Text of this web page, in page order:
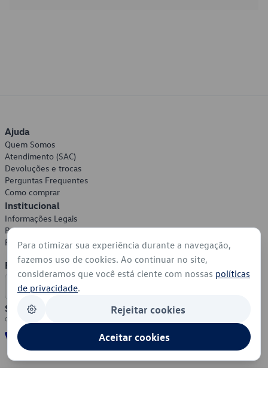
Ajuda
Quem Somos
Atendimento (SAC)
Devoluções e trocas
Perguntas Frequentes
Como comprar
Institucional
Informações Legais
Política de Privacidade
Política de Cookies
Formas de Pagamento
Segurança
Para otimizar sua experiência durante a navegação,
fazemos uso de cookies. Ao continuar no site,
consideramos que você está ciente com nossas políticas
de privacidade.
Rejeitar cookies
Aceitar cookies